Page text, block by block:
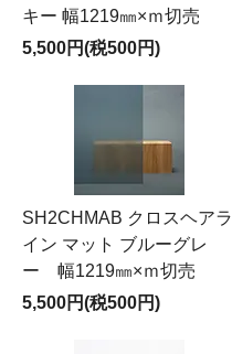
キー 幅1219㎜×ｍ切売
5,500円(税500円)
SH2CHMAB クロスヘアラ
イン マット ブルーグレ
ー 幅1219㎜×ｍ切売
5,500円(税500円)